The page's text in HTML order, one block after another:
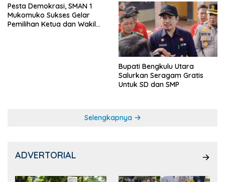
Pesta Demokrasi, SMAN 1
Mukomuko Sukses Gelar
Pemilihan Ketua dan Wakil
Bupati Bengkulu Utara
Salurkan Seragam Gratis
Untuk SD dan SMP
Selengkapnya
ADVERTORIAL